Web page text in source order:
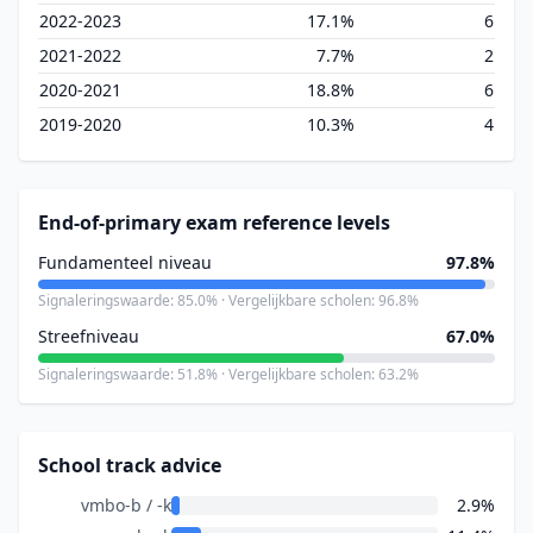
2022-2023 17.1%
6
2021-2022
7.7%
2
2020-2021
18.8%
6
2019-2020
10.3% 4
End-of-primary exam reference levels
Fundamenteel niveau 97.8%
Signaleringswaarde: 85.0% · Vergelijkbare scholen: 96.8%
Streefniveau 67.0%
Signaleringswaarde: 51.8% · Vergelijkbare scholen: 63.2%
School track advice
vmbo-b / -k
2.9%